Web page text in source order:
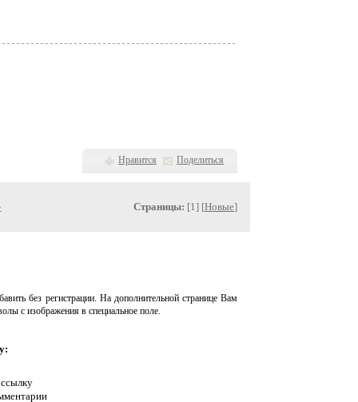
Нравится Поделиться
Страницы: [1] [Новые]
без регистрации. На дополнительной странице Вам
с изображения в специальное поле.